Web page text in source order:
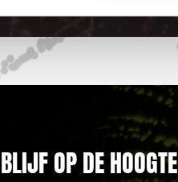
BLIJF OP DE HOOGTE